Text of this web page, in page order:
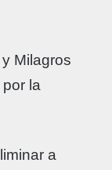
Milagros
la
a